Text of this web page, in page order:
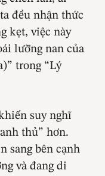
đều nhận thức
kẹt, việc này
lưỡng nan của
trong “Lý
suy nghĩ
thủ” hơn.
sang bên cạnh
và đang di